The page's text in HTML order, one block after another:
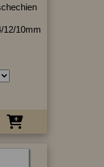
12/10mm